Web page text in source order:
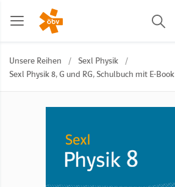
Unsere Reihen / Sexl Physik
/
Sexl Physik 8, G und RG, Schulbuch mit E-Book